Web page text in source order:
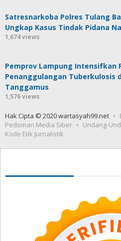
Satresnarkoba Polres Tulang
Ungkap Kasus Tindak Pidana
1,674 views
Pemprov Lampung Intensifkan
Penanggulangan Tuberkulosis
Tanggamus
1,576 views
Hak Cipta © 2020 wartasyah99.net
Pedoman Media Siber
Undang-
Kode Etik Jurnalistik